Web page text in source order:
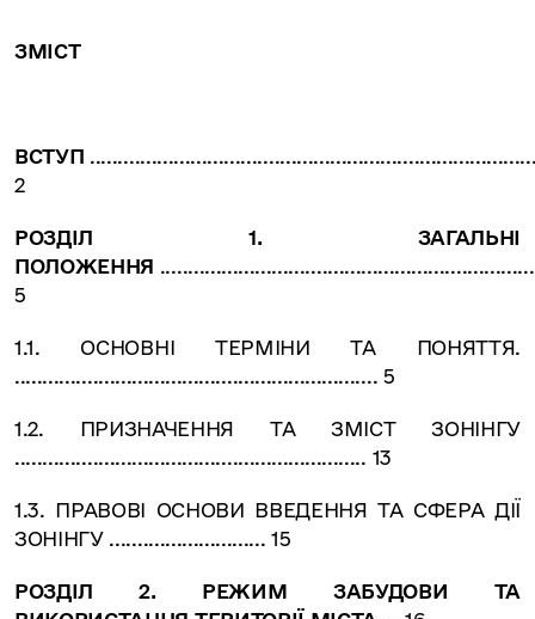
ЗМІСТ
ВСТУП
2
РОЗДІЛ 1. ЗАГАЛЬНІ
ПОЛОЖЕННЯ ...................................................................
5
1.1. ОСНОВНІ ТЕРМІНИ ТА ПОНЯТТЯ.
................................................................. 5
1.2. ПРИЗНАЧЕННЯ ТА ЗМІСТ ЗОНІНГУ
............................................................... 13
1.3. ПРАВОВІ ОСНОВИ ВВЕДЕННЯ ТА СФЕРА ДІЇ
ЗОНІНГУ ............................ 15
РОЗДІЛ 2. РЕЖИМ ЗАБУДОВИ ТА